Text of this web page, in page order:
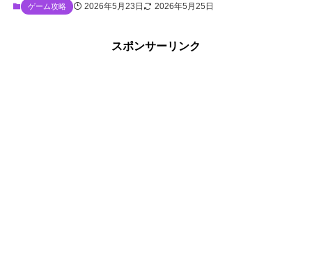
ゲーム攻略 2026年5月23日 2026年5月25日
スポンサーリンク